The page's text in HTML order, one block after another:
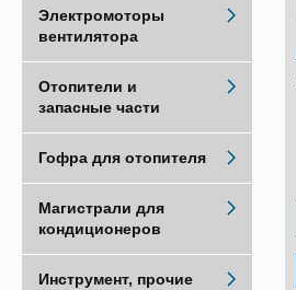
Электромоторы
вентилятора
Отопители и
запасные части
Гофра для отопителя
Магистрали для
кондиционеров
Инструмент, прочие